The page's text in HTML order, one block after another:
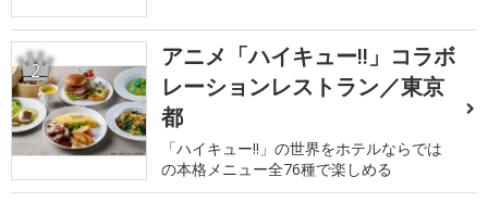
2
アニメ「ハイキュー!!」コラボ
レーションレストラン／東京
都
「ハイキュー!!」の世界をホテルならでは
の本格メニュー全76種で楽しめる